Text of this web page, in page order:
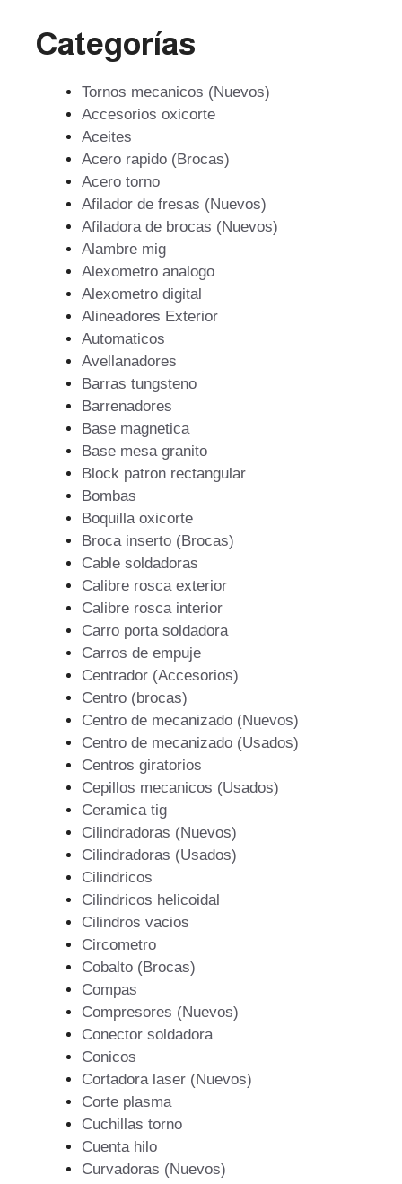
Categorías
Tornos mecanicos (Nuevos)
Accesorios oxicorte
Aceites
Acero rapido (Brocas)
Acero torno
Afilador de fresas (Nuevos)
Afiladora de brocas (Nuevos)
Alambre mig
Alexometro analogo
Alexometro digital
Alineadores Exterior
Automaticos
Avellanadores
Barras tungsteno
Barrenadores
Base magnetica
Base mesa granito
Block patron rectangular
Bombas
Boquilla oxicorte
Broca inserto (Brocas)
Cable soldadoras
Calibre rosca exterior
Calibre rosca interior
Carro porta soldadora
Carros de empuje
Centrador (Accesorios)
Centro (brocas)
Centro de mecanizado (Nuevos)
Centro de mecanizado (Usados)
Centros giratorios
Cepillos mecanicos (Usados)
Ceramica tig
Cilindradoras (Nuevos)
Cilindradoras (Usados)
Cilindricos
Cilindricos helicoidal
Cilindros vacios
Circometro
Cobalto (Brocas)
Compas
Compresores (Nuevos)
Conector soldadora
Conicos
Cortadora laser (Nuevos)
Corte plasma
Cuchillas torno
Cuenta hilo
Curvadoras (Nuevos)